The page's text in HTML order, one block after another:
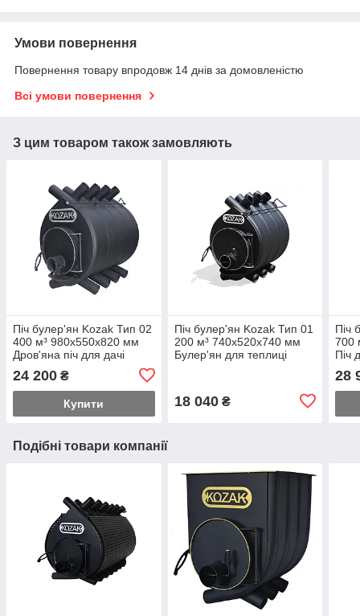
Умови повернення
Повернення товару впродовж 14 днів за домовленістю
Всі умови повернення
З цим товаром також замовляють
Піч булер'ян Kozak Тип 02
400 м³ 980х550х820 мм
Дров'яна піч для дачі
будинку
24 200 ₴
Купити
Піч булер'ян Kozak Тип 01
200 м³ 740х520х740 мм
Булер'ян для теплиці
18 040₴
Піч
700
Піч
28
Подібні товари компанії